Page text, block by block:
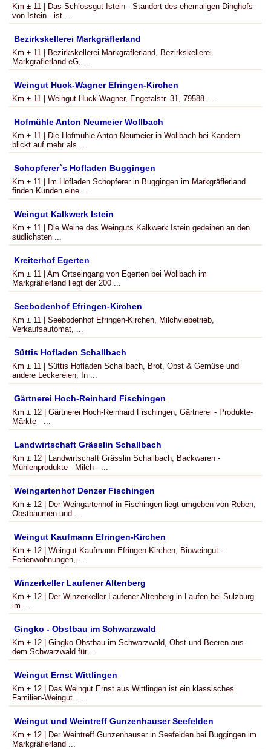
Km ± 11 | Das Schlossgut Istein - Standort des ehemaligen Dinghofs
von Istein - ist ...
Bezirkskellerei Markgräflerland
Km ± 11 | Bezirkskellerei Markgräflerland, Bezirkskellerei
Markgräflerland eG, ...
Weingut Huck-Wagner Efringen-Kirchen
Km ± 11 | Weingut Huck-Wagner, Engetalstr. 31, 79588 ...
Hofmühle Anton Neumeier Wollbach
Km ± 11 | Die Hofmühle Anton Neumeier in Wollbach bei Kandern
blickt auf mehr als ...
Schopferer`s Hofladen Buggingen
Km ± 11 | Im Hofladen Schopferer in Buggingen im Markgräflerland
finden Kunden eine ...
Weingut Kalkwerk Istein
Km ± 11 | Die Weine des Weinguts Kalkwerk Istein gedeihen an den
südlichsten ...
Kreiterhof Egerten
Km ± 11 | Am Ortseingang von Egerten bei Wollbach im
Markgräflerland liegt der 200 ...
Seebodenhof Efringen-Kirchen
Km ± 11 | Seebodenhof Efringen-Kirchen, Milchviebetrieb,
Verkaufsautomat, ...
Süttis Hofladen Schallbach
Km ± 11 | Süttis Hofladen Schallbach, Brot, Obst & Gemüse und
andere Leckereien, In ...
Gärtnerei Hoch-Reinhard Fischingen
Km ± 12 | Gärtnerei Hoch-Reinhard Fischingen, Gärtnerei - Produkte-
Märkte - ...
Landwirtschaft Grässlin Schallbach
Km ± 12 | Landwirtschaft Grässlin Schallbach, Backwaren -
Mühlenprodukte - Milch - ...
Weingartenhof Denzer Fischingen
Km ± 12 | Der Weingartenhof in Fischingen liegt umgeben von Reben,
Obstbäumen und ...
Weingut Kaufmann Efringen-Kirchen
Km ± 12 | Weingut Kaufmann Efringen-Kirchen, Bioweingut -
Ferienwohnungen, ...
Winzerkeller Laufener Altenberg
Km ± 12 | Der Winzerkeller Laufener Altenberg in Laufen bei Sulzburg
im ...
Gingko - Obstbau im Schwarzwald
Km ± 12 | Gingko Obstbau im Schwarzwald, Obst und Beeren aus
dem Schwarzwald für ...
Weingut Ernst Wittlingen
Km ± 12 | Das Weingut Ernst aus Wittlingen ist ein klassisches
Familien-Weingut. ...
Weingut und Weintreff Gunzenhauser Seefelden
Km ± 12 | Der Weintreff Gunzenhauser in Seefelden bei Buggingen im
Markgräflerland ...